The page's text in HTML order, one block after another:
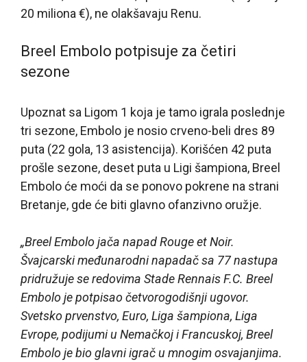
20 miliona €), ne olakšavaju Renu.
Breel Embolo potpisuje za četiri
sezone
Upoznat sa Ligom 1 koja je tamo igrala poslednje
tri sezone, Embolo je nosio crveno-beli dres 89
puta (22 gola, 13 asistencija). Korišćen 42 puta
prošle sezone, deset puta u Ligi šampiona, Breel
Embolo će moći da se ponovo pokrene na strani
Bretanje, gde će biti glavno ofanzivno oružje.
„Breel Embolo jača napad Rouge et Noir.
Švajcarski međunarodni napadač sa 77 nastupa
pridružuje se redovima Stade Rennais F.C. Breel
Embolo je potpisao četvorogodišnji ugovor.
Svetsko prvenstvo, Euro, Liga šampiona, Liga
Evrope, podijumi u Nemačkoj i Francuskoj, Breel
Embolo je bio glavni igrač u mnogim osvajanjima.